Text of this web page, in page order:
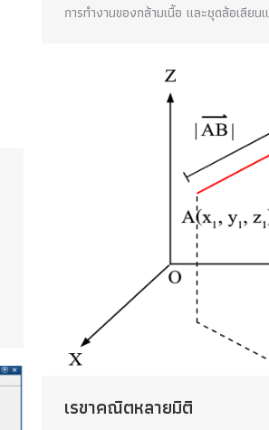
การทำงานของกล้ามเนื้อ และชุดล้อเลียน
เรขาคณิตหลายมิติ